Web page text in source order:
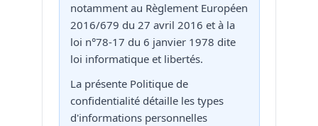
notamment au Règlement Européen
2016/679 du 27 avril 2016 et à la
loi n°78-17 du 6 janvier 1978 dite
loi informatique et libertés.
La présente Politique de
confidentialité détaille les types
d'informations personnelles